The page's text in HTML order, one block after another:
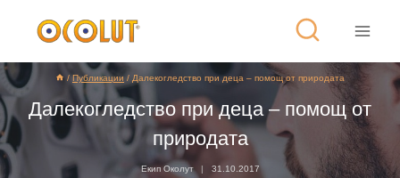
/ Публикации / Далекогледство при деца – помощ от природата
Далекогледство при деца – помощ от
природата
Екип Околут 31.10.2017